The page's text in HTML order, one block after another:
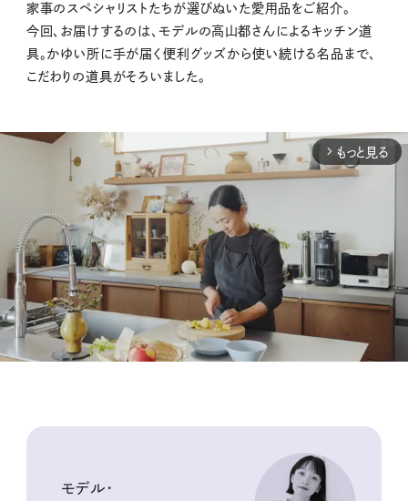
家事のスペシャリストたちが選びぬいた愛用品をご紹介。
今回、お届けするのは、モデルの高山都さんによるキッチン道
具。かゆい所に手が届く便利グッズから使い続ける名品まで、
こだわりの道具がそろいました。
arrow_forward_ios もっと見る
u
モデル・